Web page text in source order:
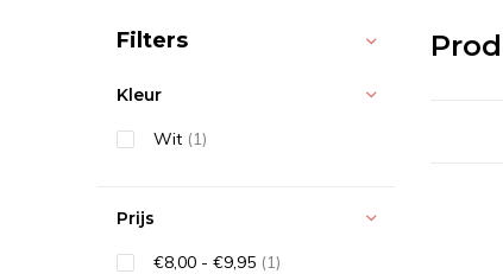
Sorteren op:
Filters
Kleur
Wit (1)
Prijs
€8,00 - €9,95 (1)